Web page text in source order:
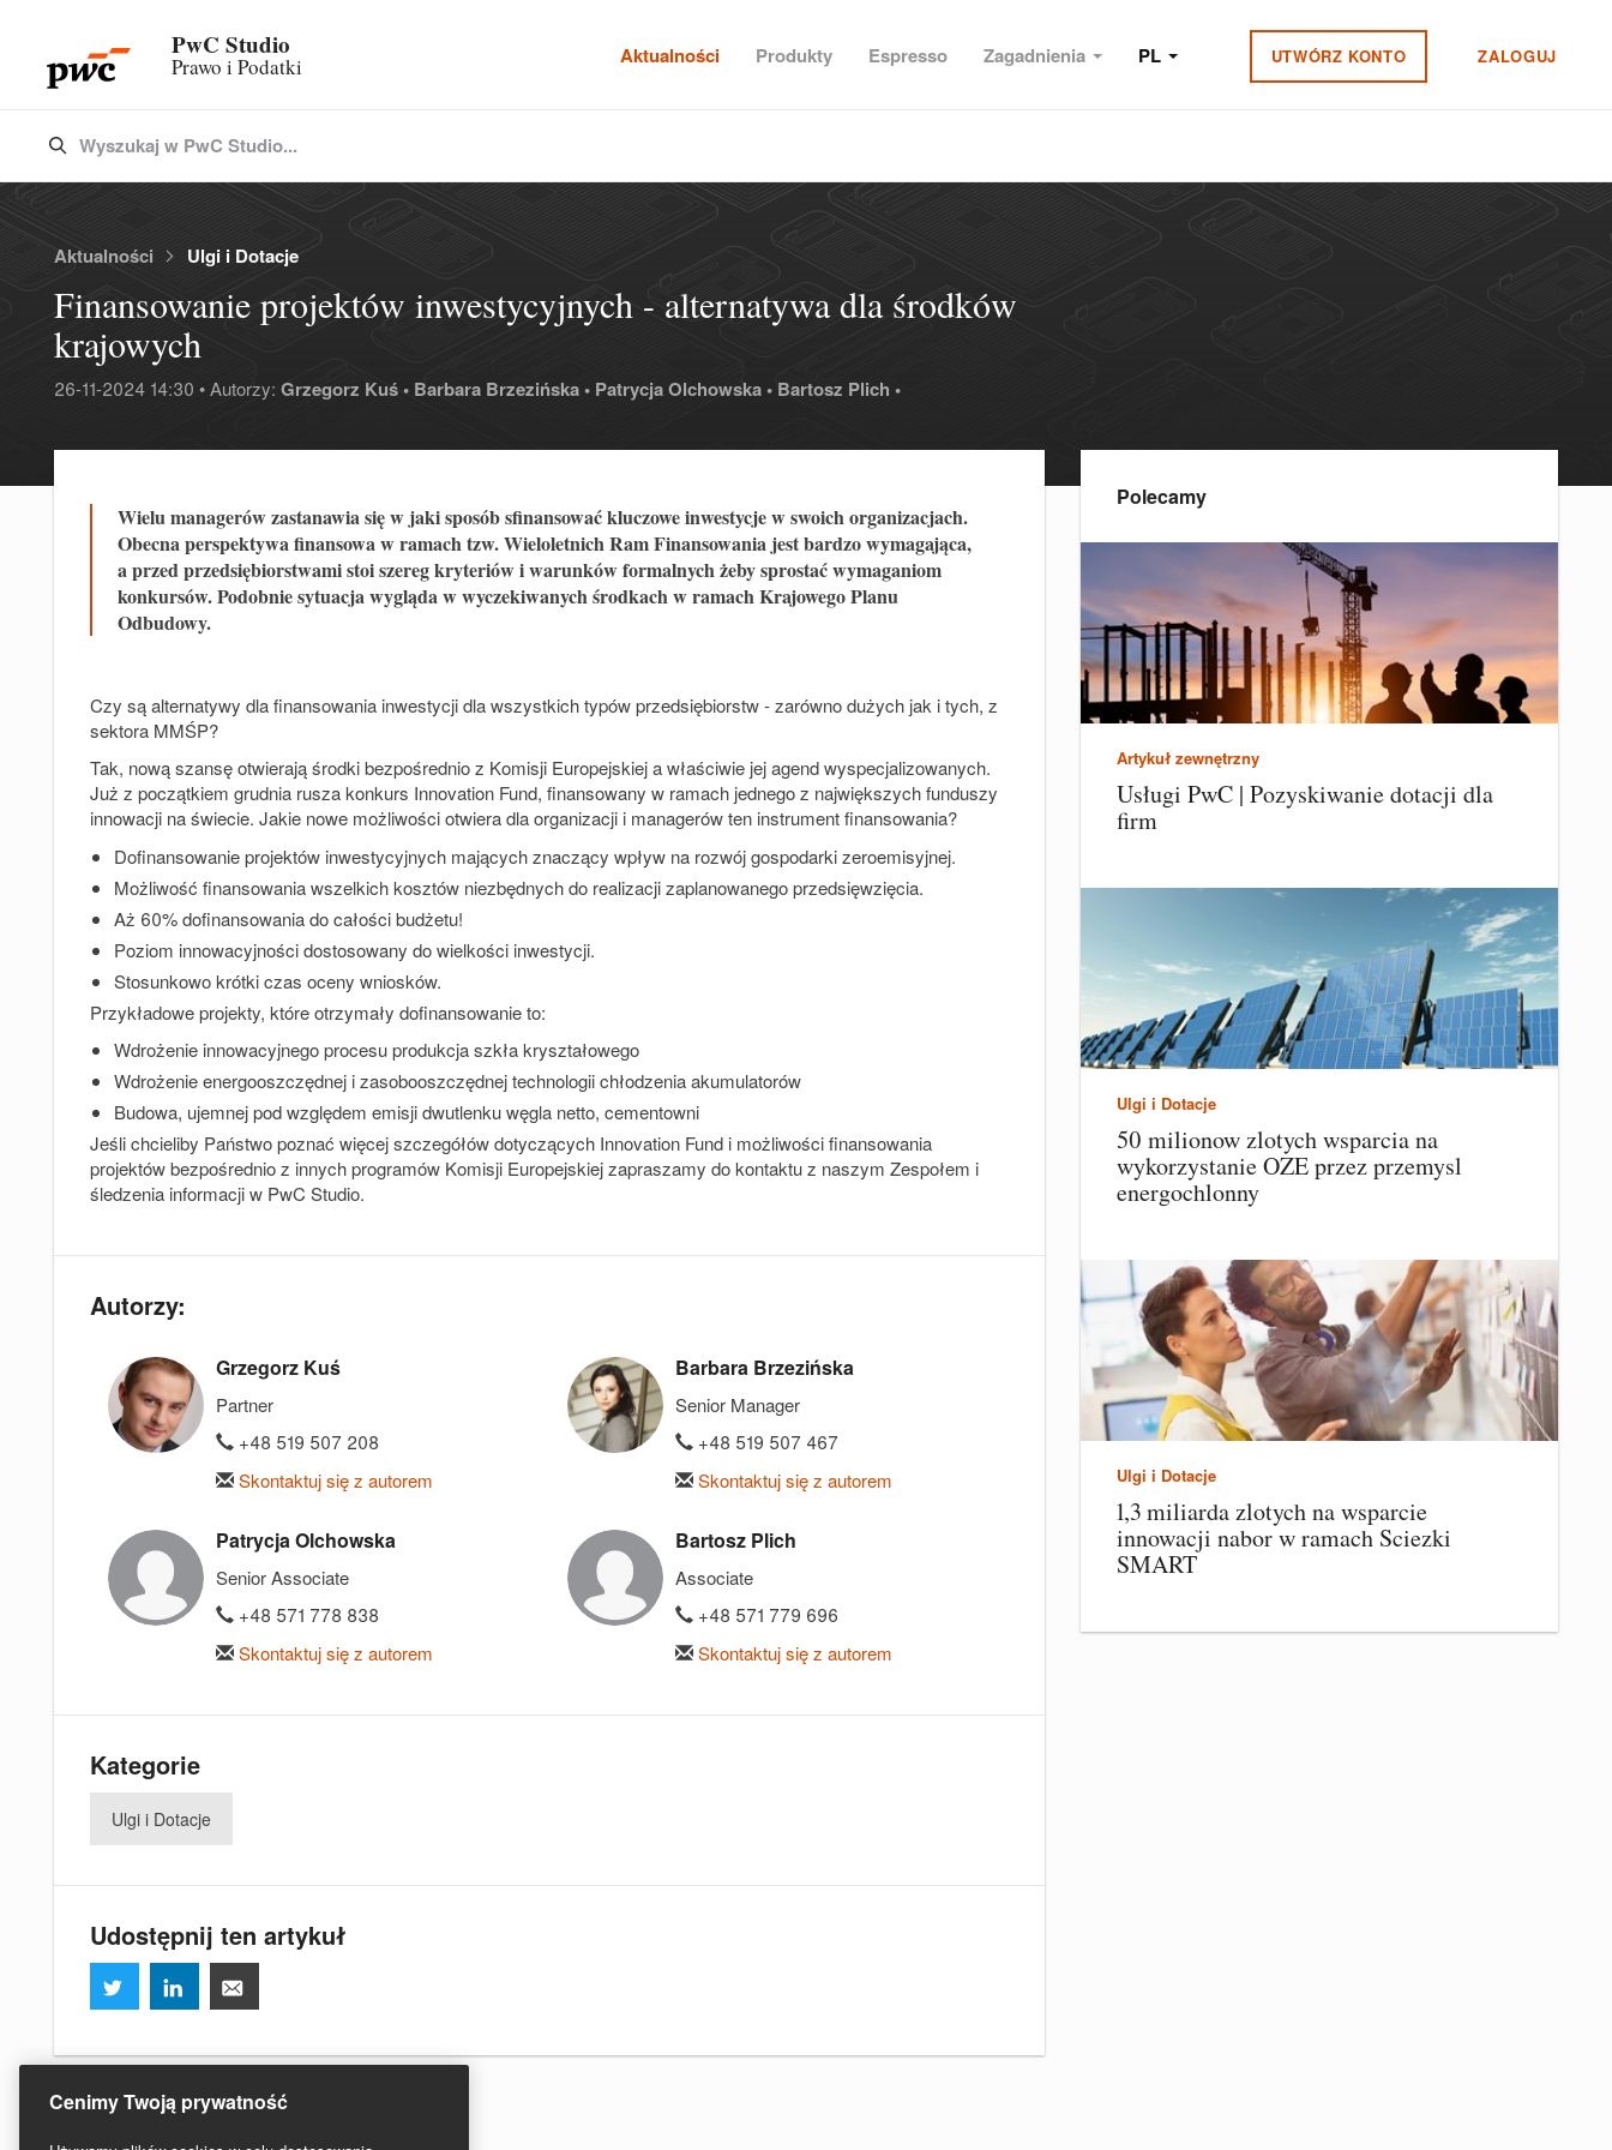
PwC Studio
Prawo i Podatki Aktualności Produkty Espresso Zagadnienia PL UTWÓRZ KONTO ZALOGUJ
Type 3 or more characters for results.
Wyszukaj w PwC Studio...
Aktualności Ulgi i Dotacje
Finansowanie projektów inwestycyjnych - alternatywa dla środków
krajowych
26-11-2024 14:30 • Autorzy: Grzegorz Kuś • Barbara Brzezińska • Patrycja Olchowska • Bartosz Plich •
Wielu managerów zastanawia się w jaki sposób sfinansować kluczowe inwestycje w swoich organizacjach.
Obecna perspektywa finansowa w ramach tzw. Wieloletnich Ram Finansowania jest bardzo wymagająca,
a przed przedsiębiorstwami stoi szereg kryteriów i warunków formalnych żeby sprostać wymaganiom
konkursów. Podobnie sytuacja wygląda w wyczekiwanych środkach w ramach Krajowego Planu
Odbudowy.
Czy są alternatywy dla finansowania inwestycji dla wszystkich typów przedsiębiorstw - zarówno dużych jak i tych, z
sektora MMŚP?
Tak, nową szansę otwierają środki bezpośrednio z Komisji Europejskiej a właściwie jej agend wyspecjalizowanych.
Już z początkiem grudnia rusza konkurs Innovation Fund, finansowany w ramach jednego z największych funduszy
innowacji na świecie. Jakie nowe możliwości otwiera dla organizacji i managerów ten instrument finansowania?
Dofinansowanie projektów inwestycyjnych mających znaczący wpływ na rozwój gospodarki zeroemisyjnej.
Możliwość finansowania wszelkich kosztów niezbędnych do realizacji zaplanowanego przedsięwzięcia.
Aż 60% dofinansowania do całości budżetu!
Poziom innowacyjności dostosowany do wielkości inwestycji.
Stosunkowo krótki czas oceny wniosków.
Przykładowe projekty, które otrzymały dofinansowanie to:
Wdrożenie innowacyjnego procesu produkcja szkła kryształowego
Wdrożenie energooszczędnej i zasobooszczędnej technologii chłodzenia akumulatorów
Budowa, ujemnej pod względem emisji dwutlenku węgla netto, cementowni
Jeśli chcieliby Państwo poznać więcej szczegółów dotyczących Innovation Fund i możliwości finansowania
projektów bezpośrednio z innych programów Komisji Europejskiej zapraszamy do kontaktu z naszym Zespołem i
śledzenia informacji w PwC Studio.
Autorzy:
Grzegorz Kuś
Partner
+48 519 507 208
Skontaktuj się z autorem
Barbara Brzezińska
Senior Manager
+48 519 507 467
Skontaktuj się z autorem
Patrycja Olchowska
Senior Associate
+48 571 778 838
Skontaktuj się z autorem
Bartosz Plich
Associate
+48 571 779 696
Skontaktuj się z autorem
Kategorie
Ulgi i Dotacje
Udostępnij ten artykuł
Polecamy
Artykuł zewnętrzny
Usługi PwC | Pozyskiwanie dotacji dla
firm
Ulgi i Dotacje
50 milionow zlotych wsparcia na
wykorzystanie OZE przez przemysl
energochlonny
Ulgi i Dotacje
1,3 miliarda zlotych na wsparcie
innowacji nabor w ramach Sciezki
SMART
Cenimy Twoją prywatność